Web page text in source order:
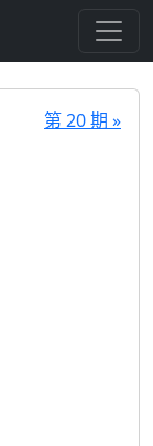
第 20 期 »